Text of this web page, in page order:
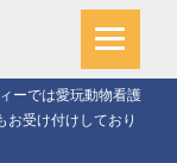
ーでは愛玩動物看護
お受け付けしており